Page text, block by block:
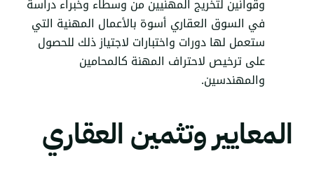
وقوانين لتخريج المهنيين من وسطاء وخبراء دراسة
في السوق العقاري أسوة بالأعمال المهنية التي
ستعمل لها دورات واختبارات لاجتياز ذلك للحصول
على ترخيص لاحتراف المهنة كالمحامين
والمهندسين.
المعايير وتثمين العقاري